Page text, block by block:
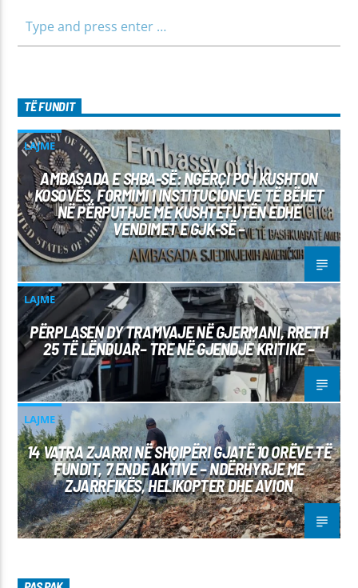
TË FUNDIT
LAJME
AMBASADA E SHBA-SË: NGËRÇI PO I KUSHTON
KOSOVËS, FORMIMI I INSTITUCIONEVE TË BËHET
NË PËRPUTHJE ME KUSHTETUTËN EDHE
VENDIMET E GJK-SË –
LAJME
PËRPLASEN DY TRAMVAJE NË GJERMANI, RRETH
25 TË LËNDUAR– TRE NË GJENDJE KRITIKE –
LAJME
14 VATRA ZJARRI NË SHQIPËRI GJATË 10 ORËVE TË
FUNDIT, 7 ENDE AKTIVE – NDËRHYRJE ME
ZJARRFIKËS, HELIKOPTER DHE AVION